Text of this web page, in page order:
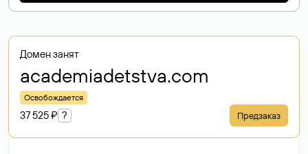
Домен занят
academiadetstva.com
Освобождается
37 525 ₽ ? Предзаказ